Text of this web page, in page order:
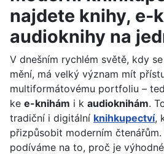
najdete knihy, e-
audioknihy na
V dnešním rychlém světě, kdy
mění, má velký význam mít
multiformátovému portfoliu –
ke e-knihám i k audioknihám.
tradiční i digitální knihkupectví,
přizpůsobit moderním
podíváme na to, proč je